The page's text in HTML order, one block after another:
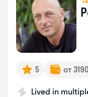
5 от
Lived in